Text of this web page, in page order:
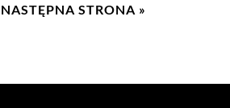
NASTĘPNA STRONA »